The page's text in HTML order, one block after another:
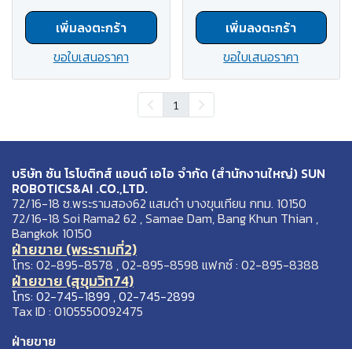
เพิ่มลงตะกร้า
ขอใบเสนอราคา
เพิ่มลงตะกร้า
ขอใบเสนอราคา
1
บริษัท ซัน โรโบติกส์ แอนด์ เอไอ จำกัด (สำนักงานใหญ่) SUN
ROBOTICS&AI .CO.,LTD.
72/16-18 ซ.พระรามสอง62 แสมดำ บางขุนเทียน กทม. 10150
72/16-18 Soi Rama2 62 , Samae Dam, Bang Khun Thian ,
Bangkok 10150
ฝ่ายขาย (พระรามที่2)
โทร: 02-895-8578 , 02-895-8598 แฟกซ์ : 02-895-8388
ฝ่ายขาย (สุขุมวิท74)
โทร: 02-745-1899 , 02-745-2899
Tax ID : 0105550092475
ฝ่ายขาย